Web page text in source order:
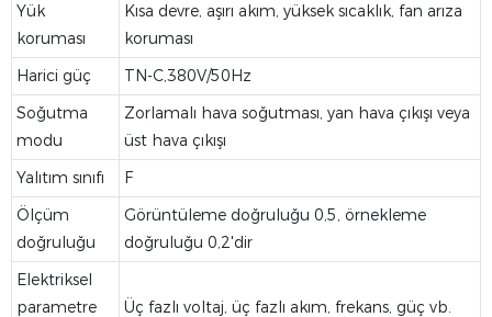
Yük
koruması
Kısa devre, aşırı akım, yüksek sıcaklık, fan arıza
koruması
Harici güç
TN-C,380V/50Hz
Soğutma
modu
Zorlamalı hava soğutması, yan hava çıkışı veya
üst hava çıkışı
Yalıtım sınıfı
F
Ölçüm
doğruluğu
Görüntüleme doğruluğu 0,5, örnekleme
doğruluğu 0,2'dir
Elektriksel
parametre
Üç fazlı voltaj, üç fazlı akım, frekans, güç vb.